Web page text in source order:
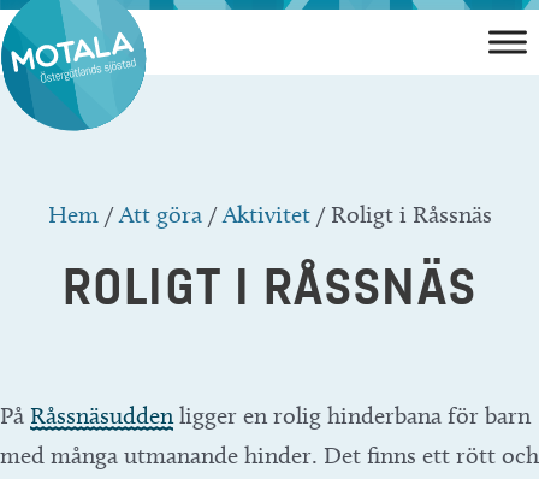
Hoppa
till
innehåll
Hem/Att göra/Aktivitet/ Roligt i Råssnäs
ROLIGT I RÅSSNÄS
På Råssnäsuddenligger en rolig hinderbana för barn
med många utmanande hinder. Det finns ett rött och